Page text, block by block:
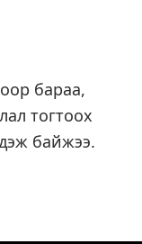
бараа,
тогтоох
байжээ.